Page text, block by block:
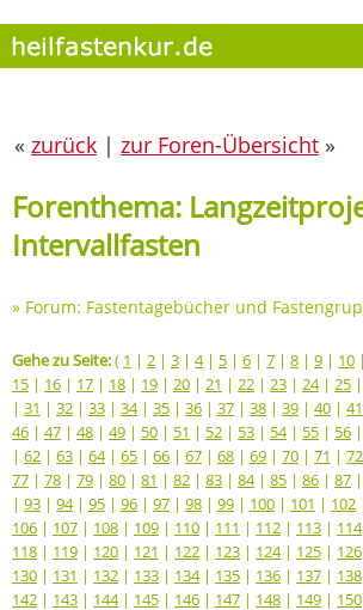
« zurück | zur Foren-Übersicht »
Forenthema:
Intervallfasten
» Forum: Fastentagebücher und
Gehe zu Seite:( 1 | 2 | 3 | 4| 5 | 6 | 7 | 8 | 9 | 10 |
15 | 16 | 17 | 18 | 19 | 20 | 21 | 22 | 23 | 24| 25 |
| 31 | 32 | 33 | 34| 35 | 36 | 37 | 38 | 39 | 40 | 41
46 | 47 | 48 | 49 | 50 | 51 | 52 | 53 | 54| 55 | 56 |
| 62 | 63 | 64| 65 | 66 | 67 | 68 | 69 | 70 | 71 | 72
77 | 78 | 79 | 80 | 81 | 82 | 83 | 84| 85 | 86 | 87 |
| 93 | 94| 95 | 96 | 97 | 98 | 99 | 100 | 101 | 102
106 | 107 | 108 | 109 | 110 | 111 | 112 | 113 | 114
118 | 119 | 120 | 121 | 122 | 123 | 124| 125 | 126
130 | 131 | 132 | 133 | 134| 135 | 136 | 137 | 138
142 | 143 | 144| 145 | 146 | 147 | 148 | 149 | 150